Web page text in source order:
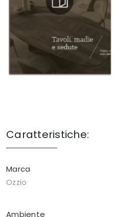
Caratteristiche:
Marca
Ozzio
Ambiente